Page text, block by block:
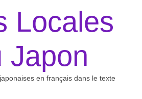
Locales
Japon
en français dans le texte